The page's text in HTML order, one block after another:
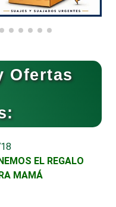
Ofertas
EL REGALO
MAMÁ